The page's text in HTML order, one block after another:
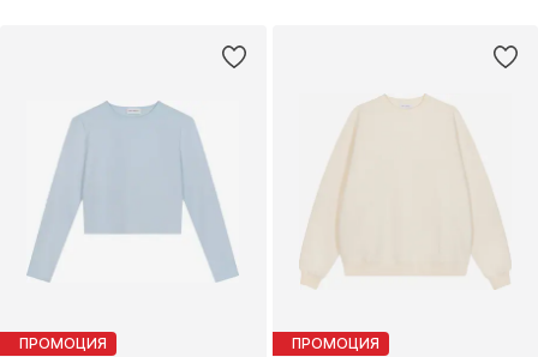
ПРОМОЦИЯ ПРОМОЦИЯ